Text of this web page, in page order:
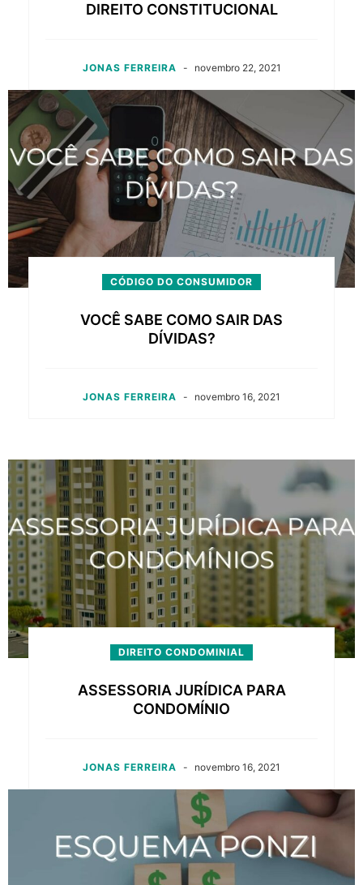
DIREITO CONSTITUCIONAL
JONAS FERREIRA - novembro 22, 2021
CÓDIGO DO CONSUMIDOR
VOCÊ SABE COMO SAIR DAS
DÍVIDAS?
JONAS FERREIRA - novembro 16, 2021
DIREITO CONDOMINIAL
ASSESSORIA JURÍDICA PARA
CONDOMÍNIO
JONAS FERREIRA - novembro 16, 2021